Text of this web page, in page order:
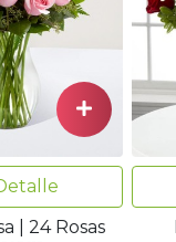
| 24 Rosas